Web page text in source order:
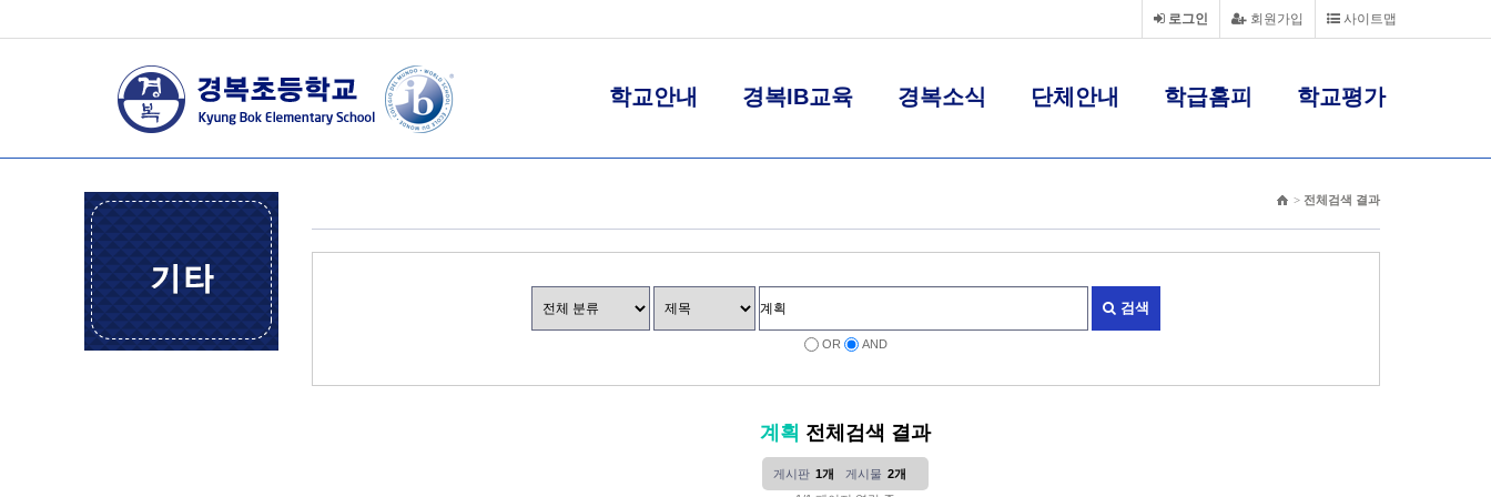
사이트맵
회원가입
로그인
학교안내 경복IB교육 경복소식 단체안내 학급홈피 학교평가
> 전체검색 결과
검색
OR AND
계획 전체검색 결과
게시판 1개 게시물 2개